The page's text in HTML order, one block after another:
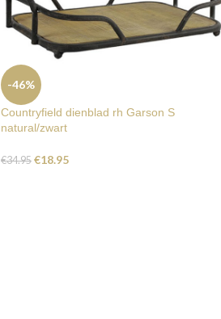
-46%
Countryfield dienblad rh Garson S
natural/zwart
€34.95 €18.95